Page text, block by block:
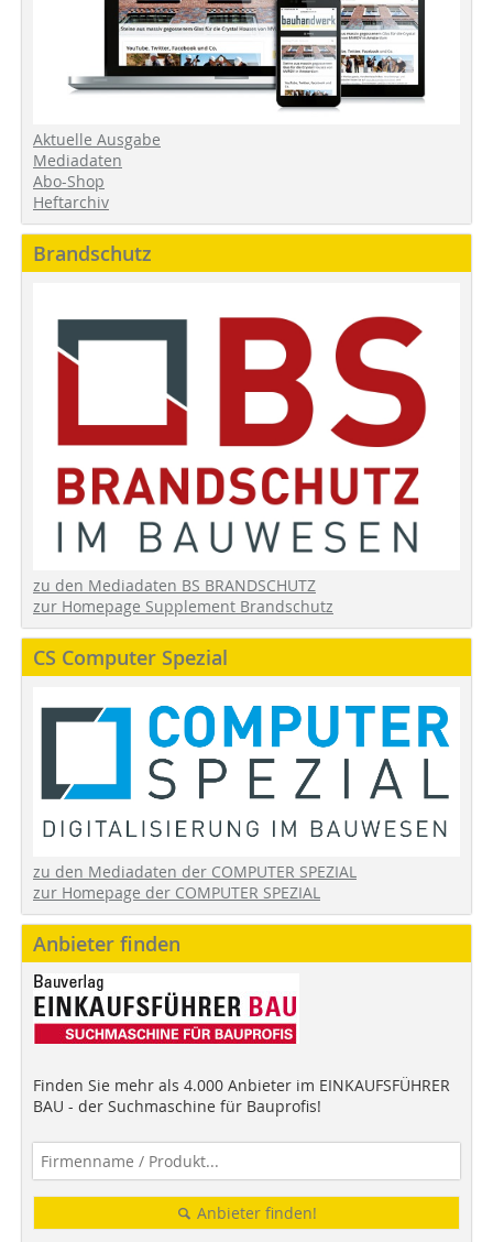
Aktuelle Ausgabe
Mediadaten
Abo-Shop
Heftarchiv
Brandschutz
zu den Mediadaten BS BRANDSCHUTZ
zur Homepage Supplement Brandschutz
CS Computer Spezial
zu den Mediadaten der COMPUTER SPEZIAL
zur Homepage der COMPUTER SPEZIAL
Anbieter finden
Finden Sie mehr als 4.000 Anbieter im EINKAUFSFÜHRER
BAU - der Suchmaschine für Bauprofis!
Anbieter finden!